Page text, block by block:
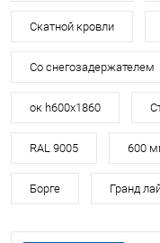
Скатной кровли
Со снегозадержателем
ок h600х1860
RAL 9005 600
Борге Гранд